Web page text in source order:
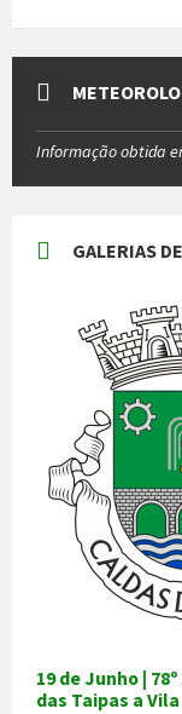
Informação obtida
GALERIAS
19 de Junho |
das Taipas a Vila